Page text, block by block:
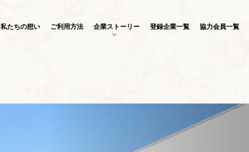
私たちの想い ご利用方法 企業ストーリー 登録企業一覧 協力会員一覧